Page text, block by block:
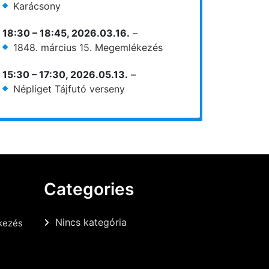
Karácsony
18:30 – 18:45, 2026.03.16. –
1848. március 15. Megemlékezés
15:30 – 17:30, 2026.05.13. –
Népliget Tájfutó verseny
Categories
Nincs kategória